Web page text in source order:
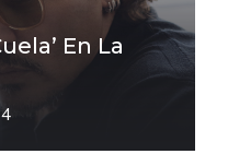
En La